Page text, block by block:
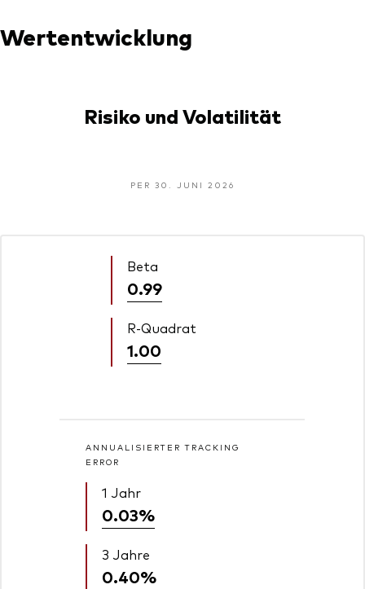
Wertentwicklung
Risiko und Volatilität
PER 30. JUNI 2026
Beta
0.99
R-Quadrat
1.00
ANNUALISIERTER TRACKING
ERROR
1 Jahr
0.03%
3 Jahre
0.40%